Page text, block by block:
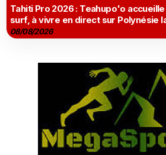
Tahiti Pro 2026 : Teahupo'o
surf, à vivre en direct sur Polynésie
08/08/2026